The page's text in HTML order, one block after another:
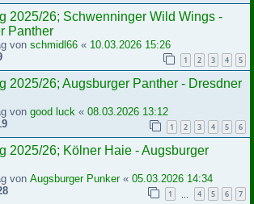
2025/26; Schwenninger Wild Wings -
Panther
von schmidl66 « 10.03.2026 15:26
1 2 3 4 5
2025/26; Augsburger Panther - Dresdner
von good luck « 08.03.2026 13:12
1 2 3 4 5 6
2025/26; Kölner Haie - Augsburger
von Augsburger Punker« 05.03.2026 14:34
1 4 5 6 7